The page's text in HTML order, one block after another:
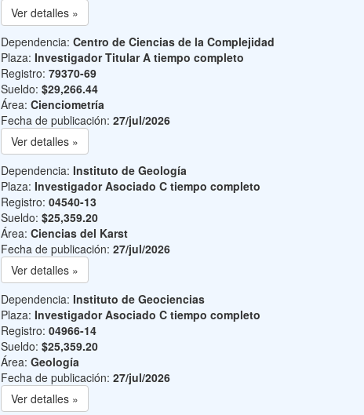
Ver detalles »
Dependencia: Centro de Ciencias de la Complejidad
Plaza: Investigador Titular A tiempo completo
Registro: 79370-69
Sueldo: $29,266.44
Área: Cienciometría
Fecha de publicación: 27/jul/2026
Ver detalles »
Dependencia: Instituto de Geología
Plaza: Investigador Asociado C tiempo completo
Registro: 04540-13
Sueldo: $25,359.20
Área: Ciencias del Karst
Fecha de publicación: 27/jul/2026
Ver detalles »
Dependencia: Instituto de Geociencias
Plaza: Investigador Asociado C tiempo completo
Registro: 04966-14
Sueldo: $25,359.20
Área: Geología
Fecha de publicación: 27/jul/2026
Ver detalles »